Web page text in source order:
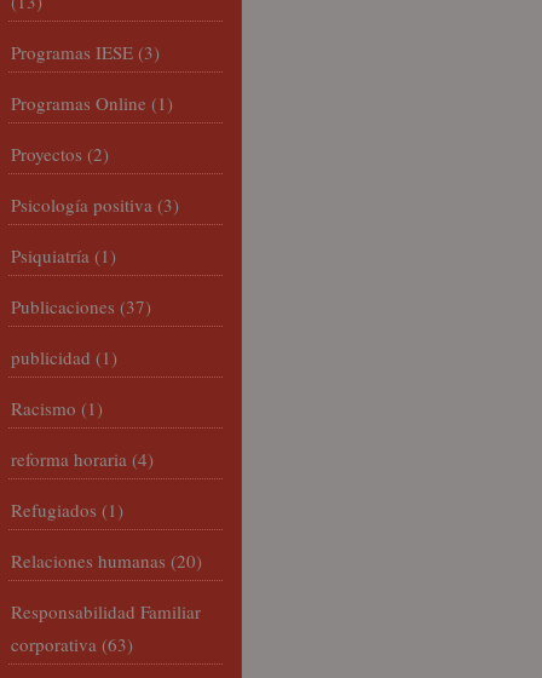
Programas IESE (3)
Programas Online (1)
Proyectos (2)
Psicología positiva (3)
Psiquiatría (1)
Publicaciones (37)
publicidad (1)
Racismo (1)
reforma horaria (4)
Refugiados (1)
Relaciones humanas (20)
Responsabilidad Familiar
corporativa (63)